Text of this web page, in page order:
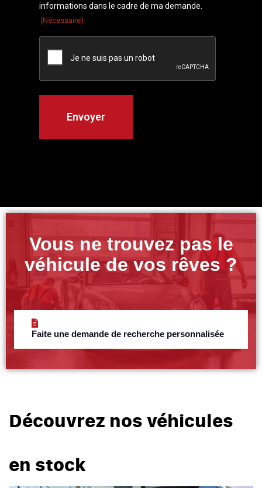
informations dans le cadre de ma demande.
(Nécessaire)
Vous ne trouvez pas le
véhicule de vos rêves ?
Faite une demande de recherche personnalisée
Découvrez nos véhicules
en stock